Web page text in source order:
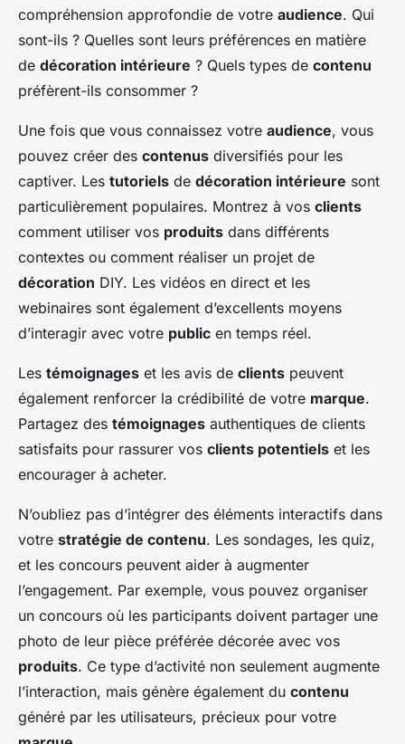
compréhension approfondie de votre audience. Qui
sont-ils ? Quelles sont leurs préférences en matière
de décoration intérieure ? Quels types de contenu
préfèrent-ils consommer ?
Une fois que vous connaissez votre audience, vous
pouvez créer des contenus diversifiés pour les
captiver. Les tutoriels de décoration intérieure sont
particulièrement populaires. Montrez à vos clients
comment utiliser vos produits dans différents
contextes ou comment réaliser un projet de
décoration DIY. Les vidéos en direct et les
webinaires sont également d’excellents moyens
d’interagir avec votre public en temps réel.
Les témoignages et les avis de clients peuvent
également renforcer la crédibilité de votre marque.
Partagez des témoignages authentiques de clients
satisfaits pour rassurer vos clients potentiels et les
encourager à acheter.
N’oubliez pas d’intégrer des éléments interactifs dans
votre stratégie de contenu. Les sondages, les quiz,
et les concours peuvent aider à augmenter
l’engagement. Par exemple, vous pouvez organiser
un concours où les participants doivent partager une
photo de leur pièce préférée décorée avec vos
produits. Ce type d’activité non seulement augmente
l’interaction, mais génère également du contenu
généré par les utilisateurs, précieux pour votre